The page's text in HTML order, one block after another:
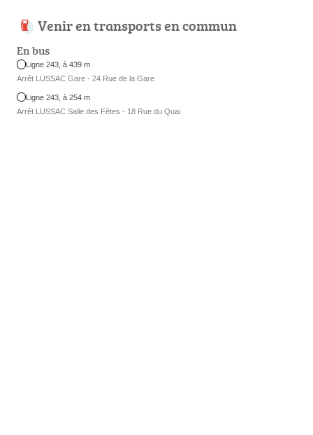
Venir en transports en commun
En bus
Ligne 243, à 439 m
Arrêt LUSSAC Gare - 24 Rue de la Gare
Ligne 243, à 254 m
Arrêt LUSSAC Salle des Fêtes - 18 Rue du Quai